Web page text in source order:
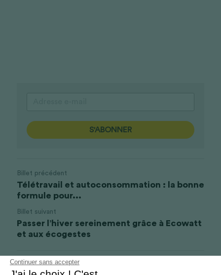
Continuer sans accepter
S'ABONNER
Billet précédent
Télétravail et autoconsommation : la bonne
formule pour...
Billet suivant
Passer l’hiver sereinement grâce à Ecowatt
et aux écogestes
Revenir au site